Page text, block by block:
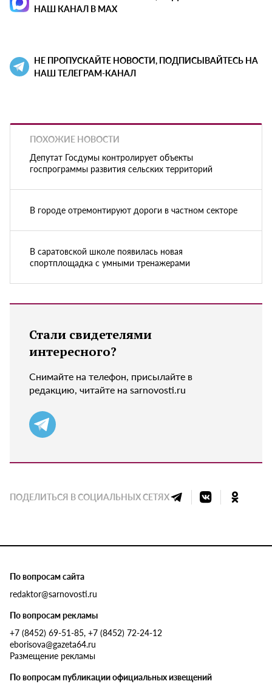
НАШ КАНАЛ В MAX
НЕ ПРОПУСКАЙТЕ НОВОСТИ, ПОДПИСЫВАЙТЕСЬ НА
НАШ ТЕЛЕГРАМ-КАНАЛ
ПОХОЖИЕ НОВОСТИ
Депутат Госдумы контролирует объекты
госпрограммы развития сельских территорий
В городе отремонтируют дороги в частном секторе
В саратовской школе появилась новая
спортплощадка с умными тренажерами
Стали свидетелями
интересного?
Снимайте на телефон, присылайте в
редакцию, читайте на sarnovosti.ru
ПОДЕЛИТЬСЯ В СОЦИАЛЬНЫХ СЕТЯХ
По вопросам сайта
redaktor@sarnovosti.ru
По вопросам рекламы
+7 (8452) 69-51-85, +7 (8452) 72-24-12
eborisova@gazeta64.ru
Размещение рекламы
По вопросам публикации официальных извещений